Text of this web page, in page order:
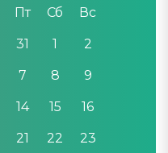
Пт Сб Вс
31 1 2
7 8 9
14 15 16
21 22 23